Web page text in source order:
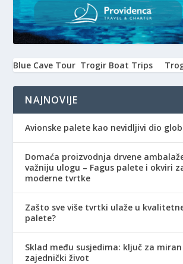
Blue Cave Tour Trogir Boat Trips
NAJNOVIJE
Avionske palete kao nevidljivi dio
Domaća proizvodnja drvene
važniju ulogu – Fagus palete i okviri
moderne tvrtke
Zašto sve više tvrtki ulaže u
palete?
Sklad među susjedima: ključ za
zajednički život